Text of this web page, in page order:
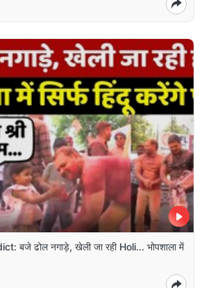
बजे ढोल नगाड़े, खेली जा रही Holi... भोपशाला में